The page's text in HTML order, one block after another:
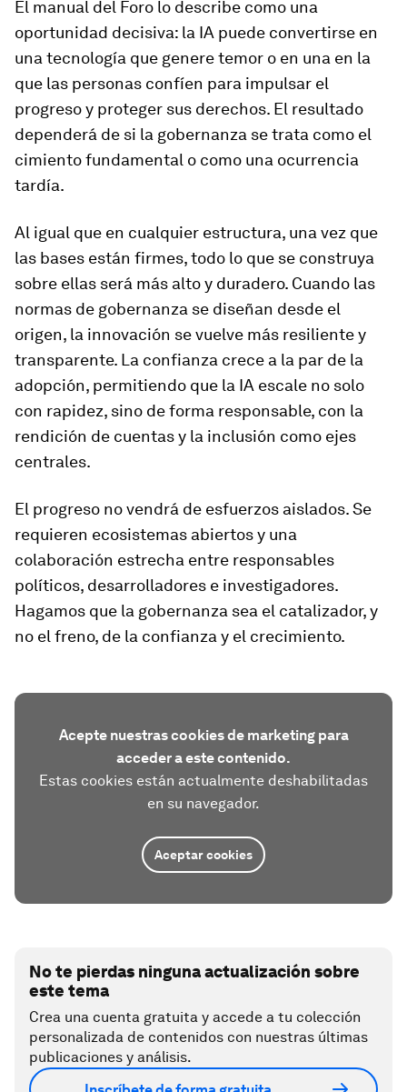
El manual del Foro lo describe como una
oportunidad decisiva: la IA puede convertirse en
una tecnología que genere temor o en una en la
que las personas confíen para impulsar el
progreso y proteger sus derechos. El resultado
dependerá de si la gobernanza se trata como el
cimiento fundamental o como una ocurrencia
tardía.
Al igual que en cualquier estructura, una vez que
las bases están firmes, todo lo que se construya
sobre ellas será más alto y duradero. Cuando las
normas de gobernanza se diseñan desde el
origen, la innovación se vuelve más resiliente y
transparente. La confianza crece a la par de la
adopción, permitiendo que la IA escale no solo
con rapidez, sino de forma responsable, con la
rendición de cuentas y la inclusión como ejes
centrales.
El progreso no vendrá de esfuerzos aislados. Se
requieren ecosistemas abiertos y una
colaboración estrecha entre responsables
políticos, desarrolladores e investigadores.
Hagamos que la gobernanza sea el catalizador, y
no el freno, de la confianza y el crecimiento.
Acepte nuestras cookies de marketing para
acceder a este contenido.
Estas cookies están actualmente deshabilitadas
en su navegador.
Aceptar cookies
No te pierdas ninguna actualización sobre
este tema
Crea una cuenta gratuita y accede a tu colección
personalizada de contenidos con nuestras últimas
publicaciones y análisis.